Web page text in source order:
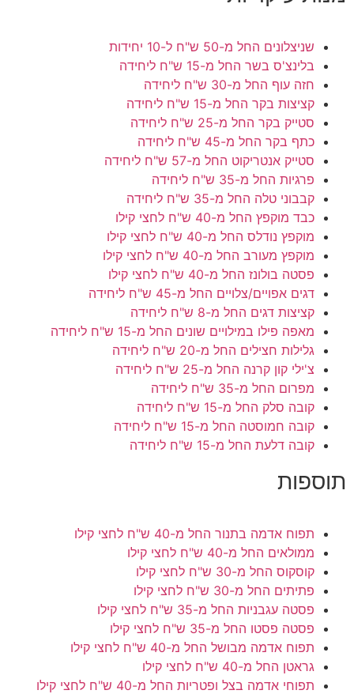
שניצלונים החל מ-50 ש"ח ל-10 יחידות
בלינצ'ס בשר החל מ-15 ש"ח ליחידה
חזה עוף החל מ-30 ש"ח ליחידה
קציצות בקר החל מ-15 ש"ח ליחידה
סטייק בקר החל מ-25 ש"ח ליחידה
כתף בקר החל מ-45 ש"ח ליחידה
סטייק אנטריקוט החל מ-57 ש"ח ליחידה
פרגיות החל מ-35 ש"ח ליחידה
קבבוני טלה החל מ-35 ש"ח ליחידה
כבד מוקפץ החל מ-40 ש"ח לחצי קילו
מוקפץ נודלס החל מ-40 ש"ח לחצי קילו
מוקפץ מעורב החל מ-40 ש"ח לחצי קילו
פסטה בולונז החל מ-40 ש"ח לחצי קילו
דגים אפויים/צלויים החל מ-45 ש"ח ליחידה
קציצות דגים החל מ-8 ש"ח ליחידה
מאפה פילו במילויים שונים החל מ-15 ש"ח ליחידה
גלילות חצילים החל מ-20 ש"ח ליחידה
צ'ילי קון קרנה החל מ-25 ש"ח ליחידה
מפרום החל מ-35 ש"ח ליחידה
קובה סלק החל מ-15 ש"ח ליחידה
קובה חמוסטה החל מ-15 ש"ח ליחידה
קובה דלעת החל מ-15 ש"ח ליחידה
תוספות
תפוח אדמה בתנור החל מ-40 ש"ח לחצי קילו
ממולאים החל מ-40 ש"ח לחצי קילו
קוסקוס החל מ-30 ש"ח לחצי קילו
פתיתים החל מ-30 ש"ח לחצי קילו
פסטה עגבניות החל מ-35 ש"ח לחצי קילו
פסטה פסטו החל מ-35 ש"ח לחצי קילו
תפוח אדמה מבושל החל מ-40 ש"ח לחצי קילו
גראטן החל מ-40 ש"ח לחצי קילו
תפוחי אדמה בצל ופטריות החל מ-40 ש"ח לחצי קילו